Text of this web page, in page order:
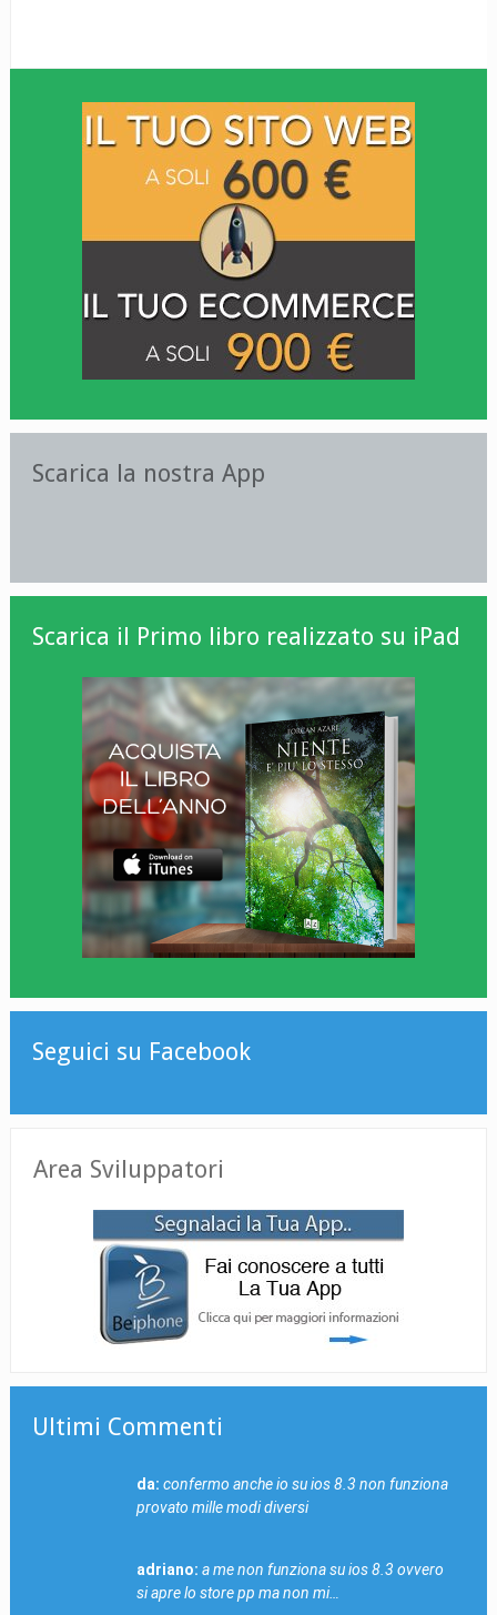
Scarica la nostra App
Scarica il Primo libro realizzato su iPad
Seguici su Facebook
Area Sviluppatori
Ultimi Commenti
da: confermo anche io su ios 8.3 non funziona
provato mille modi diversi
adriano: a me non funziona su ios 8.3 ovvero
si apre lo store pp ma non mi…